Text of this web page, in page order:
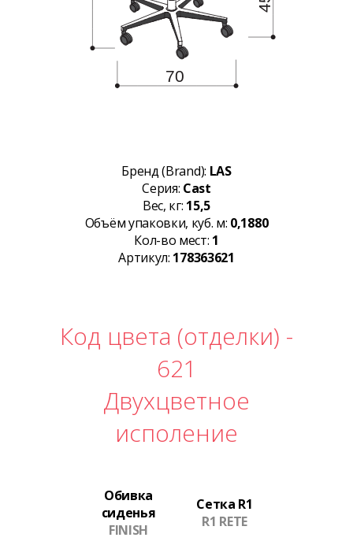
Бренд (Brand): LAS
Серия: Cast
Вес, кг: 15,5
Объём упаковки, куб. м: 0,1880
Кол-во мест: 1
Артикул: 178363621
Код цвета (отделки) -
621
Двухцветное
исполение
Обивка
сиденья
FINISH
Сетка R1
R1 RETE